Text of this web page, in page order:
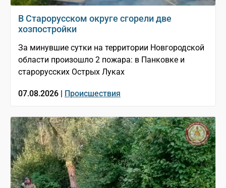
В Старорусском округе сгорели две
хозпостройки
За минувшие сутки на территории Новгородской
области произошло 2 пожара: в Панковке и
старорусских Острых Луках
07.08.2026 | Происшествия